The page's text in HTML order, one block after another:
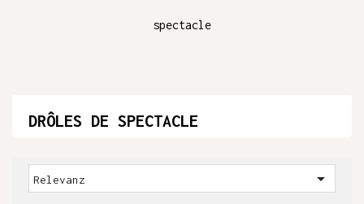
spectacle
DRÔLES DE SPECTACLE
Relevanz 